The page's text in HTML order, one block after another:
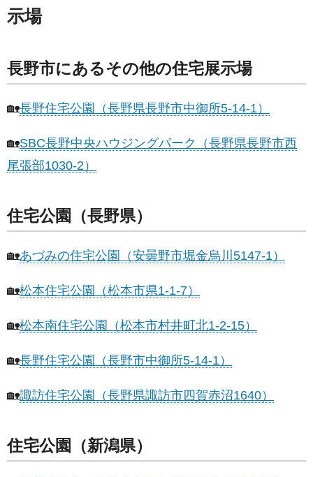
示場
長野市にあるその他の住宅展示場
🏡長野住宅公園（長野県長野市中御所5-14-1）
🏡SBC長野中央ハウジングパーク（長野県長野市西
尾張部1030-2）
住宅公園（長野県）
🏡あづみの住宅公園（安曇野市堀金烏川5147-1）
🏡松本住宅公園（松本市県1-1-7）
🏡松本南住宅公園（松本市村井町北1-2-15）
🏡長野住宅公園（長野市中御所5-14-1）
🏡諏訪住宅公園（長野県諏訪市四賀赤沼1640）
住宅公園（新潟県）